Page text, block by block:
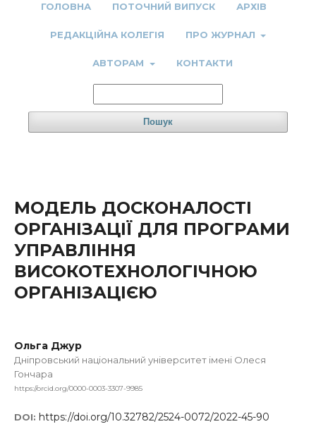
ГОЛОВНА ПОТОЧНИЙ ВИПУСК АРХІВ
РЕДАКЦІЙНА КОЛЕГІЯ ПРО ЖУРНАЛ
АВТОРАМ КОНТАКТИ
Пошук
МОДЕЛЬ ДОСКОНАЛОСТІ
ОРГАНІЗАЦІЇ ДЛЯ ПРОГРАМИ
УПРАВЛІННЯ
ВИСОКОТЕХНОЛОГІЧНОЮ
ОРГАНІЗАЦІЄЮ
Ольга Джур
Дніпровський національний університет імені Олеся
Гончара
https://orcid.org/0000-0003-3307-9985
DOI: https://doi.org/10.32782/2524-0072/2022-45-90